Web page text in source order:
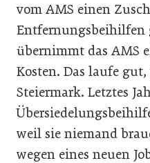
vom AMS einen
Entfernungsbeihilfen
übernimmt das AMS
Kosten. Das laufe
Steiermark. Letztes
weil sie niemand
wegen eines neuen